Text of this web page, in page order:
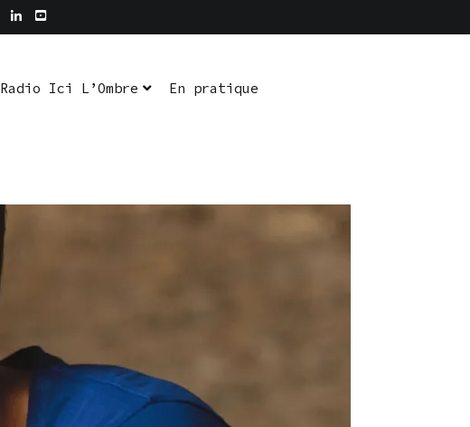
Radio Ici L’Ombre En pratique